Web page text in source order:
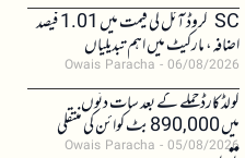
SC کروڈ آئل کی قیمت میں 1.01 فیصد
اضافہ، مارکیٹ میں اہم تبدیلیاں
Owais Paracha 06/08/2026
کولڈکارڈ حملے کے بعد سات دنوں
میں 890,000 بٹ کوائن کی منتقلی
Owais Paracha 05/08/2026